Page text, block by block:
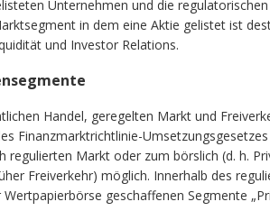
Unternehmen und die
in dem eine Aktie gelistet ist
und Investor Relations.
Handel, geregelten Markt und
Finanzmarktrichtlinie-
regulierten Markt oder zum börslich (d. h.
Freiverkehr) möglich. Innerhalb des
geschaffenen Segmente